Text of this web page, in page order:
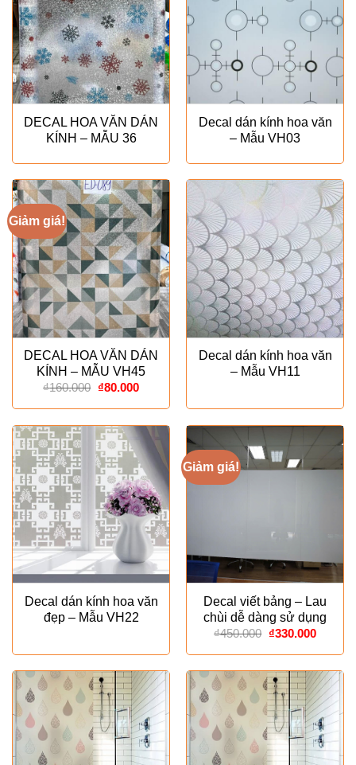
DECAL HOA VĂN DÁN
KÍNH – MẪU 36
Decal dán kính hoa văn
– Mẫu VH03
Giảm giá!
DECAL HOA VĂN DÁN
KÍNH – MẪU VH45
₫160.000 Giá
là:
₫160.000.
₫80.000Giá
tại
là:
₫80.000.
Decal dán kính hoa văn
– Mẫu VH11
Decal dán kính hoa văn
đẹp – Mẫu VH22
Giảm giá!
Decal viết bảng – Lau
chùi dễ dàng sử dụng
₫450.000 Giá
là:
₫450.000.
₫330.000Giá
tại
là: